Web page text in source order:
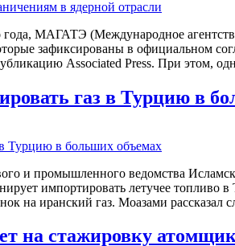
года, МАГАТЭ (Международное
зафиксированы в официальном
Associated Press. При этом,
газ в Турцию в
и промышленного ведомства
импортировать летучее
на иранский газ. Моазами
на стажировку